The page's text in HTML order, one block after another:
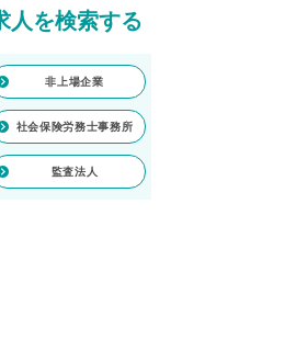
人を検索する
非上場企業
社会保険労務士事務所
監査法人